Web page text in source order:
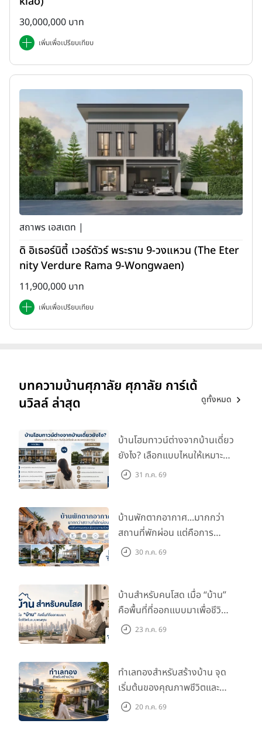
30,000,000 บาท
เพิ่มเพื่อเปรียบเทียบ
สถาพร เอสเตท |
ดิ อิเธอร์นิตี้ เวอร์ดัวร์ พระราม 9-วงแหวน (The Eter
nity Verdure Rama 9-Wongwaen)
11,900,000 บาท
เพิ่มเพื่อเปรียบเทียบ
บทความบ้านศุภาลัย ศุภาลัย การ์เด้
นวิลล์ ล่าสุด
ดูทั้งหมด
บ้านโฮมทาวน์ต่างจากบ้านเดี่ยว
ยังไง? เลือกแบบไหนให้เหมาะ
กับไลฟ์สไตล์และอนาคตของ
31 ก.ค. 69
บ้านพักตากอากาศ...มากกว่า
สถานที่พักผ่อน แต่คือการ
ลงทุนเพื่อคุณภาพชีวิต
30 ก.ค. 69
บ้านสำหรับคนโสด เมื่อ “บ้าน”
คือพื้นที่ที่ออกแบบมาเพื่อชีวิต
ในแบบของคุณ
23 ก.ค. 69
ทำเลทองสำหรับสร้างบ้าน จุด
เริ่มต้นของคุณภาพชีวิตและ
มูลค่าในอนาคต
20 ก.ค. 69